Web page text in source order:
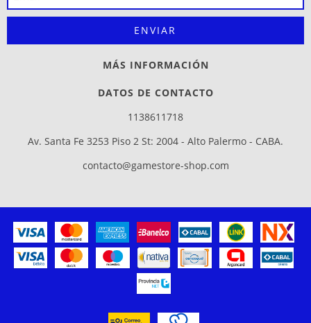
MÁS INFORMACIÓN
DATOS DE CONTACTO
1138611718
Av. Santa Fe 3253 Piso 2 St: 2004 - Alto Palermo - CABA.
contacto@gamestore-shop.com